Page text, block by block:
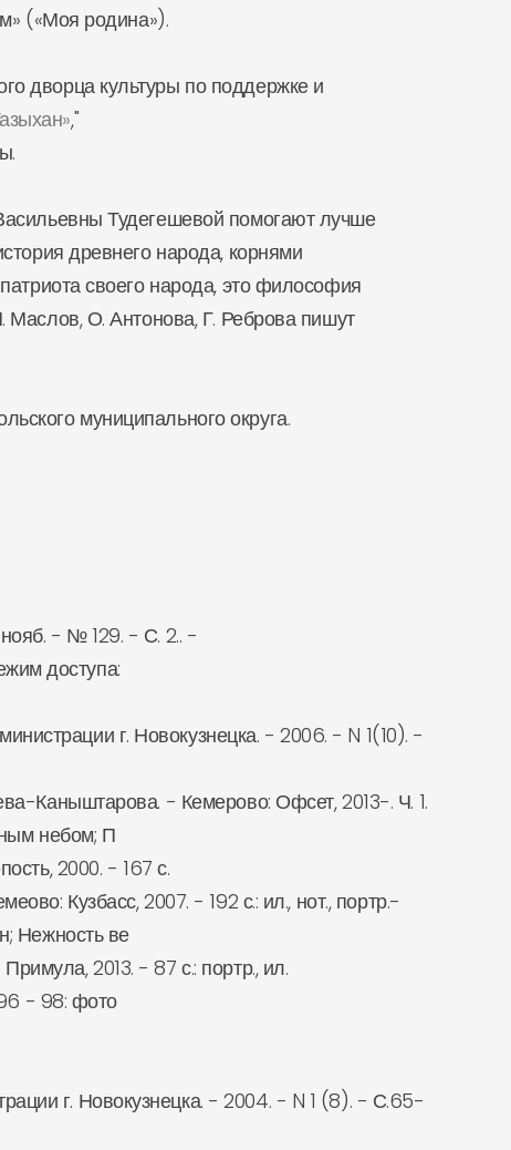
(«Моя родина»).
дворца культуры по поддержке и
,"
Тудегешевой помогают лучше
древнего народа, корнями
своего народа, это философия
О. Антонова, Г. Реброва пишут
муниципального округа.
- № 129. - С. 2.. -
доступа:
г. Новокузнецка. - 2006. - N 1(10). -
Каныштарова. - Кемерово: Офсет, 2013-. Ч. 1.
небом; П
2000. - 167 с.
Кузбасс, 2007. - 192 с.: ил., нот., портр.-
Нежность ве
2013. - 87 с.: портр., ил.
- 98: фото
г. Новокузнецка. - 2004. - N 1 (8). - С.65-